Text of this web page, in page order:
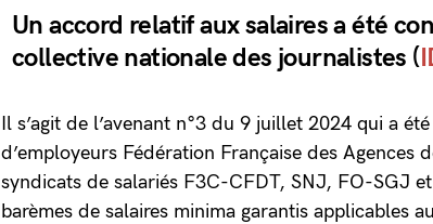
Un accord relatif aux salaires a été
collective nationale des journalistes (
Il s’agit de l’avenant n°3 du 9 juillet 2024 qui a
d’employeurs Fédération Française des Agences
syndicats de salariés F3C-CFDT, SNJ, FO-SGJ
barèmes de salaires minima garantis applicables